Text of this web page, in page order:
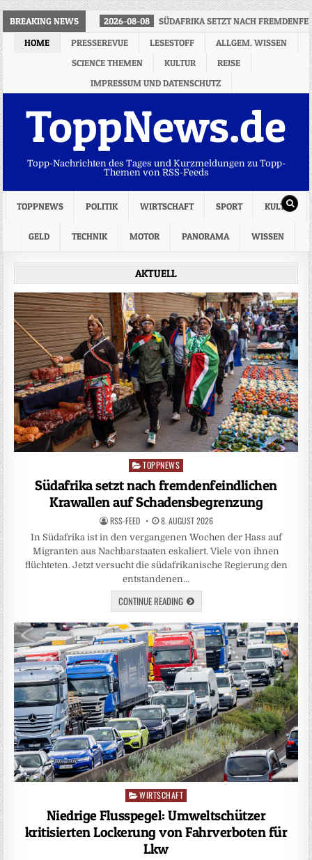
BREAKING NEWS 2026-08-08
SÜDAFRIKA SETZT NACH
HOME
PRESSEREVUE LESESTOFF
ALLGEM. WISSEN
SCIENCE THEMEN
KULTUR
REISE
IMPRESSUM UND DATENSCHUTZ
ToppNews.de
Topp-Nachrichten des Tages und Kurzmeldungen zu Topp-
Themen von RSS-Feeds
TOPPNEWS POLITIK WIRTSCHAFT SPORT KULTUR
GELD TECHNIK MOTOR PANORAMA WISSEN
AKTUELL
Posted
TOPPNEWS
Südafrika setzt nach fremdenfeindlichen
Krawallen auf Schadensbegrenzung
RSS-FEED 8. AUGUST 2026
In Südafrika ist in den vergangenen Wochen der Hass auf
Migranten aus Nachbarstaaten eskaliert. Viele von ihnen
flüchteten. Jetzt versucht die südafrikanische Regierung den
entstandenen…
CONTINUE READING
Posted
WIRTSCHAFT
Niedrige Flusspegel: Umweltschützer
kritisierten Lockerung von Fahrverboten für
Lkw